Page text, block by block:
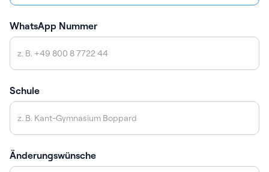
WhatsApp Nummer
Schule
Änderungswünsche